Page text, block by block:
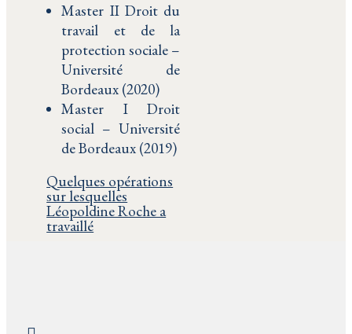
Master II Droit du
travail et de la
protection sociale –
Université de
Bordeaux (2020)
Master I Droit
social – Université
de Bordeaux (2019)
Quelques opérations
sur lesquelles
Léopoldine Roche a
travaillé